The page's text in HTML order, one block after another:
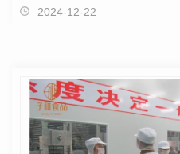
技艺，散发着诱人的香气，深
2024-12-22